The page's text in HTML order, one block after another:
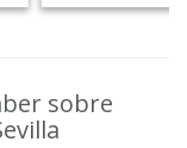
sobre